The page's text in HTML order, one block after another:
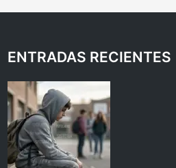
ENTRADAS RECIENTES